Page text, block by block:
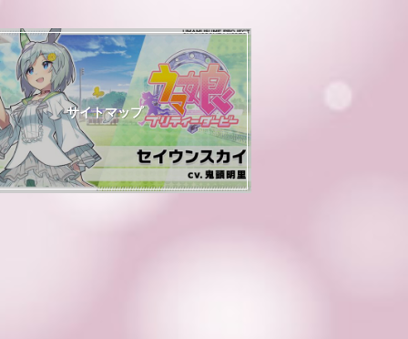
サイトマップ